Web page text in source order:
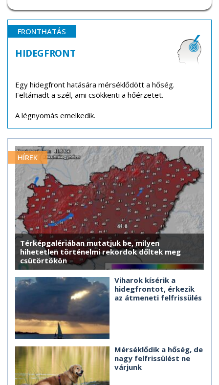
FRONTHATÁS
HIDEGFRONT
Egy hidegfront hatására mérséklődött a hőség.
Feltámadt a szél, ami csökkenti a hőérzetet.
A légnyomás emelkedik.
HÍREK
Térképgalériában mutatjuk be, milyen
hihetetlen történelmi rekordok dőltek meg
csütörtökön
Viharok kísérik a
hidegfrontot, érkezik
az átmeneti felfrissülés
Mérséklődik a hőség, de
nagy felfrissülést ne
várjunk